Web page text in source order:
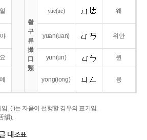
얼
촬
구
류
撮
口
類
yue(ue) 웨
야 yuan(uan) 위안
요 yun(un) 윈
예 yong(iong) 융
. ( )는 자음이 선행할 경우의 표기임.
韻).
대조표